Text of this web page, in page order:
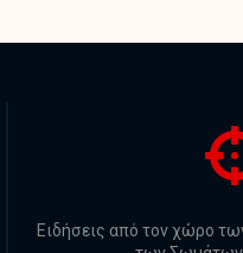
Ειδήσεις από τον χώρο